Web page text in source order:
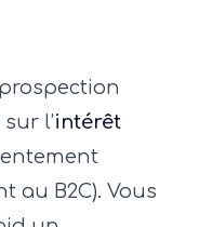
l’intérêt
au B2C). Vous